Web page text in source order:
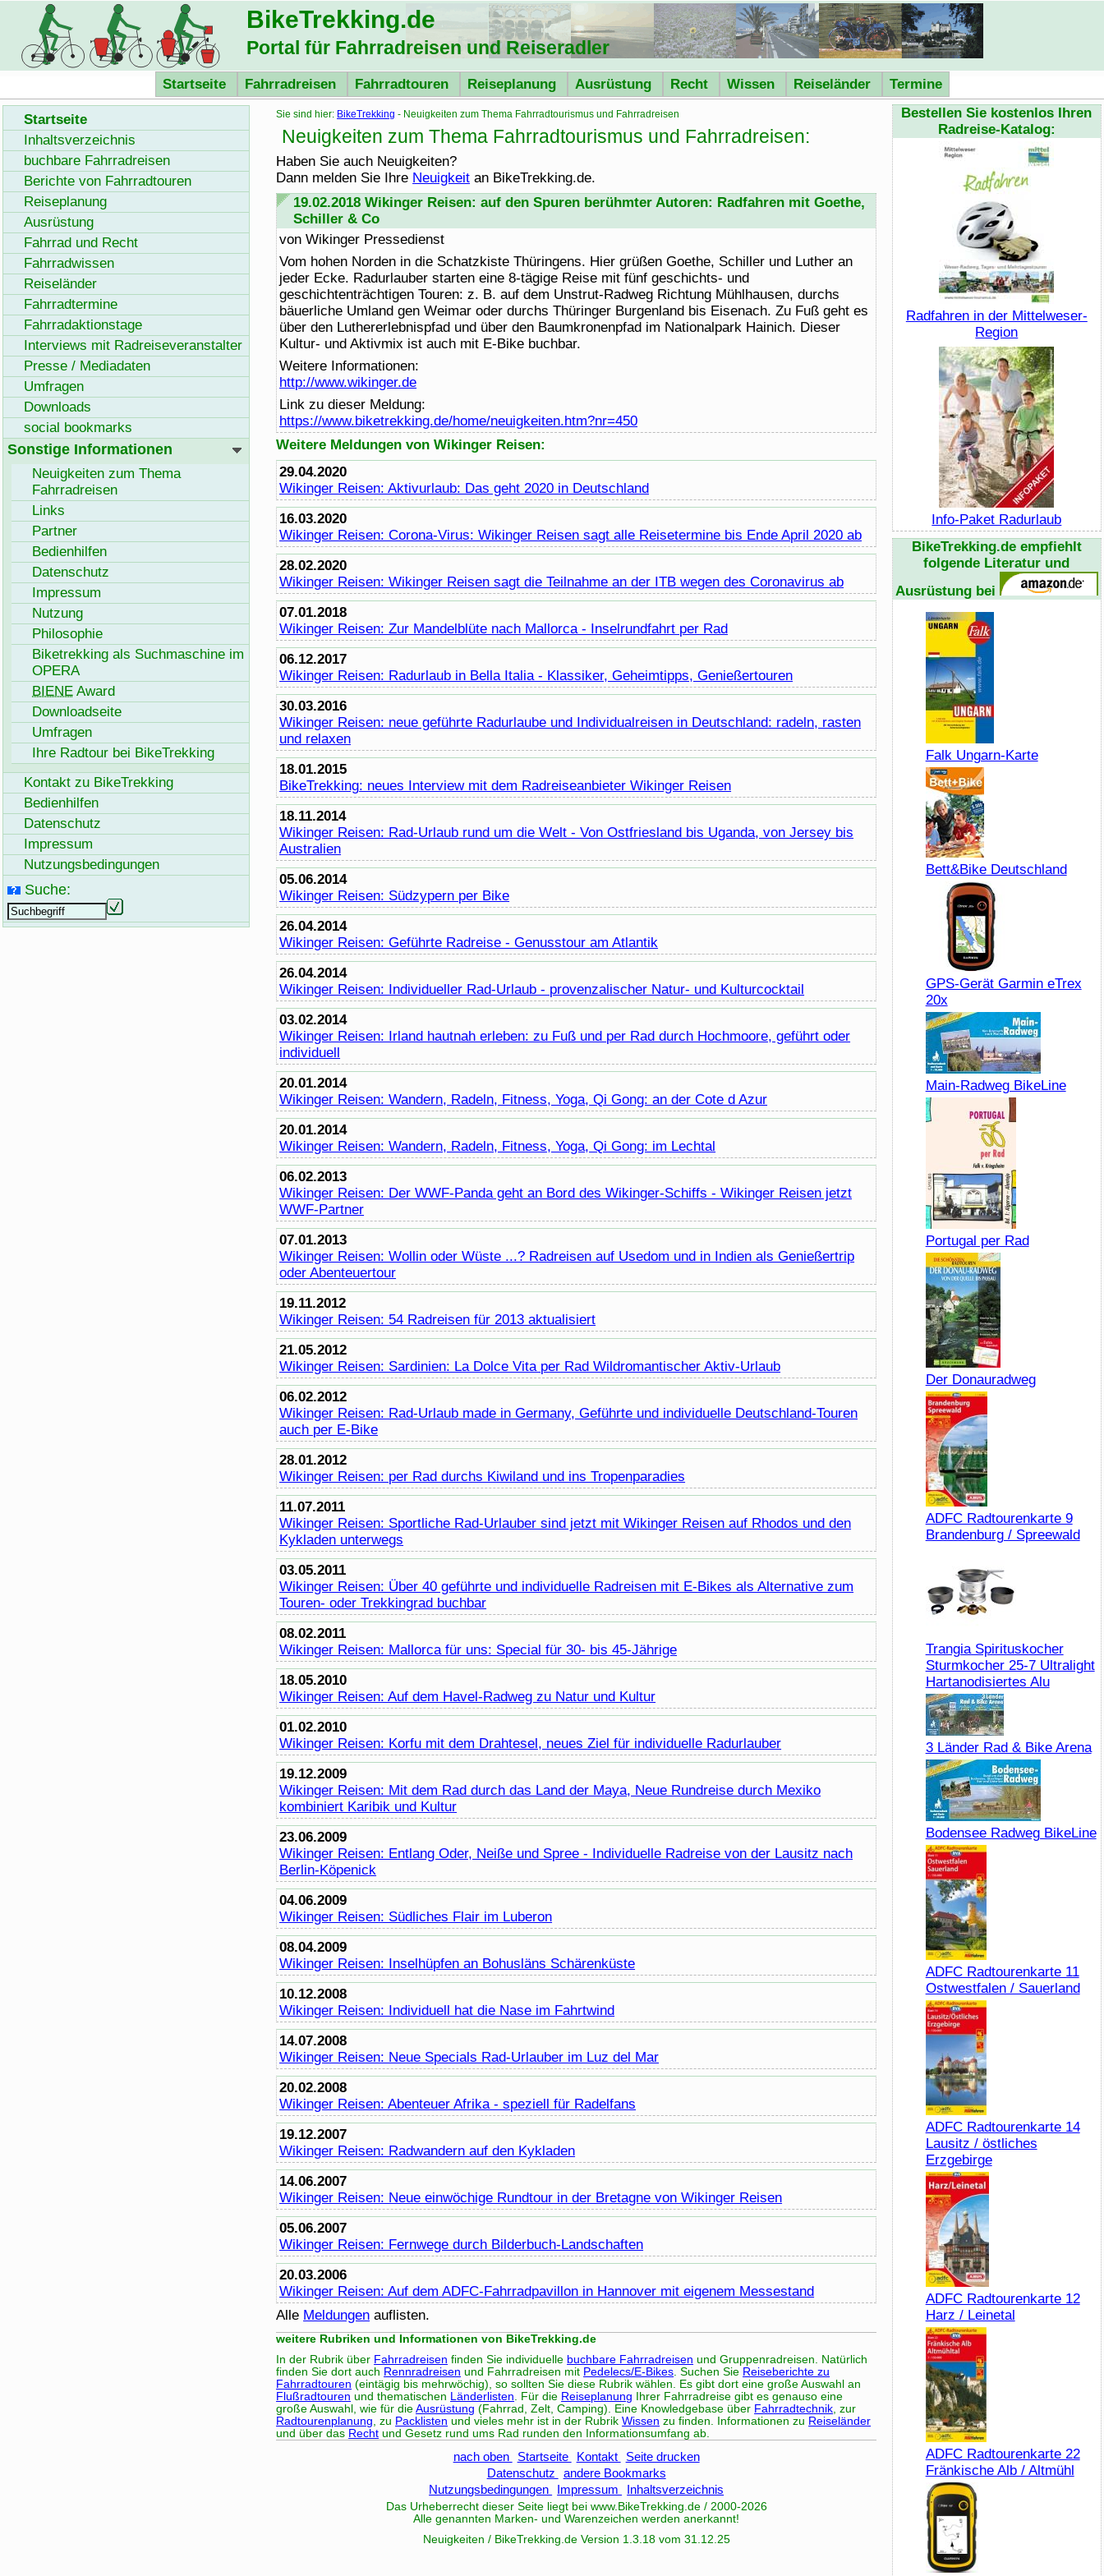
BikeTrekking.de
Portal für Fahrradreisen und Reiseradler
Startseite Fahrradreisen Fahrradtouren Reiseplanung Ausrüstung Recht Wissen Reiseländer Termine
Sie sind hier: BikeTrekking - Neuigkeiten zum Thema Fahrradtourismus und Fahrradreisen
Neuigkeiten zum Thema Fahrradtourismus und Fahrradreisen:
Haben Sie auch Neuigkeiten?
Dann melden Sie Ihre Neuigkeit an BikeTrekking.de.
19.02.2018 Wikinger Reisen: auf den Spuren berühmter Autoren: Radfahren mit Goethe,
Schiller & Co
von Wikinger Pressedienst
Vom hohen Norden in die Schatzkiste Thüringens. Hier grüßen Goethe, Schiller und Luther an
jeder Ecke. Radurlauber starten eine 8-tägige Reise mit fünf geschichts- und
geschichtenträchtigen Touren: z. B. auf dem Unstrut-Radweg Richtung Mühlhausen, durchs
bäuerliche Umland gen Weimar oder durchs Thüringer Burgenland bis Eisenach. Zu Fuß geht es
über den Luthererlebnispfad und über den Baumkronenpfad im Nationalpark Hainich. Dieser
Kultur- und Aktivmix ist auch mit E-Bike buchbar.
Weitere Informationen:
http://www.wikinger.de
Link zu dieser Meldung:
https://www.biketrekking.de/home/neuigkeiten.htm?nr=450
Weitere Meldungen von Wikinger Reisen:
29.04.2020
Wikinger Reisen: Aktivurlaub: Das geht 2020 in Deutschland
16.03.2020
Wikinger Reisen: Corona-Virus: Wikinger Reisen sagt alle Reisetermine bis Ende April 2020 ab
28.02.2020
Wikinger Reisen: Wikinger Reisen sagt die Teilnahme an der ITB wegen des Coronavirus ab
07.01.2018
Wikinger Reisen: Zur Mandelblüte nach Mallorca - Inselrundfahrt per Rad
06.12.2017
Wikinger Reisen: Radurlaub in Bella Italia - Klassiker, Geheimtipps, Genießertouren
30.03.2016
Wikinger Reisen: neue geführte Radurlaube und Individualreisen in Deutschland: radeln, rasten
und relaxen
18.01.2015
BikeTrekking: neues Interview mit dem Radreiseanbieter Wikinger Reisen
18.11.2014
Wikinger Reisen: Rad-Urlaub rund um die Welt - Von Ostfriesland bis Uganda, von Jersey bis
Australien
05.06.2014
Wikinger Reisen: Südzypern per Bike
26.04.2014
Wikinger Reisen: Geführte Radreise - Genusstour am Atlantik
26.04.2014
Wikinger Reisen: Individueller Rad-Urlaub - provenzalischer Natur- und Kulturcocktail
03.02.2014
Wikinger Reisen: Irland hautnah erleben: zu Fuß und per Rad durch Hochmoore, geführt oder
individuell
20.01.2014
Wikinger Reisen: Wandern, Radeln, Fitness, Yoga, Qi Gong: an der Cote d Azur
20.01.2014
Wikinger Reisen: Wandern, Radeln, Fitness, Yoga, Qi Gong: im Lechtal
06.02.2013
Wikinger Reisen: Der WWF-Panda geht an Bord des Wikinger-Schiffs - Wikinger Reisen jetzt
WWF-Partner
07.01.2013
Wikinger Reisen: Wollin oder Wüste ...? Radreisen auf Usedom und in Indien als Genießertrip
oder Abenteuertour
19.11.2012
Wikinger Reisen: 54 Radreisen für 2013 aktualisiert
21.05.2012
Wikinger Reisen: Sardinien: La Dolce Vita per Rad Wildromantischer Aktiv-Urlaub
06.02.2012
Wikinger Reisen: Rad-Urlaub made in Germany, Geführte und individuelle Deutschland-Touren
auch per E-Bike
28.01.2012
Wikinger Reisen: per Rad durchs Kiwiland und ins Tropenparadies
11.07.2011
Wikinger Reisen: Sportliche Rad-Urlauber sind jetzt mit Wikinger Reisen auf Rhodos und den
Kykladen unterwegs
03.05.2011
Wikinger Reisen: Über 40 geführte und individuelle Radreisen mit E-Bikes als Alternative zum
Touren- oder Trekkingrad buchbar
08.02.2011
Wikinger Reisen: Mallorca für uns: Special für 30- bis 45-Jährige
18.05.2010
Wikinger Reisen: Auf dem Havel-Radweg zu Natur und Kultur
01.02.2010
Wikinger Reisen: Korfu mit dem Drahtesel, neues Ziel für individuelle Radurlauber
19.12.2009
Wikinger Reisen: Mit dem Rad durch das Land der Maya, Neue Rundreise durch Mexiko
kombiniert Karibik und Kultur
23.06.2009
Wikinger Reisen: Entlang Oder, Neiße und Spree - Individuelle Radreise von der Lausitz nach
Berlin-Köpenick
04.06.2009
Wikinger Reisen: Südliches Flair im Luberon
08.04.2009
Wikinger Reisen: Inselhüpfen an Bohusläns Schärenküste
10.12.2008
Wikinger Reisen: Individuell hat die Nase im Fahrtwind
14.07.2008
Wikinger Reisen: Neue Specials Rad-Urlauber im Luz del Mar
20.02.2008
Wikinger Reisen: Abenteuer Afrika - speziell für Radelfans
19.12.2007
Wikinger Reisen: Radwandern auf den Kykladen
14.06.2007
Wikinger Reisen: Neue einwöchige Rundtour in der Bretagne von Wikinger Reisen
05.06.2007
Wikinger Reisen: Fernwege durch Bilderbuch-Landschaften
20.03.2006
Wikinger Reisen: Auf dem ADFC-Fahrradpavillon in Hannover mit eigenem Messestand
Alle Meldungen auflisten.
weitere Rubriken und Informationen von BikeTrekking.de
In der Rubrik über Fahrradreisen finden Sie individuelle buchbare Fahrradreisen und Gruppenradreisen. Natürlich
finden Sie dort auch Rennradreisen und Fahrradreisen mit Pedelecs/E-Bikes. Suchen Sie Reiseberichte zu
Fahrradtouren (eintägig bis mehrwöchig), so sollten Sie diese Rubrik wählen. Es gibt dort eine große Auswahl an
Flußradtouren und thematischen Länderlisten. Für die Reiseplanung Ihrer Fahrradreise gibt es genauso eine
große Auswahl, wie für dieAusrüstung (Fahrrad, Zelt, Camping). Eine Knowledgebase über Fahrradtechnik, zur
Radtourenplanung, zu Packlisten und vieles mehr ist in der RubrikWissen zu finden. Informationen zu Reiseländer
und über das Recht und Gesetz rund ums Rad runden den Informationsumfang ab.
nach oben Startseite Kontakt
Seite drucken
Datenschutz
andere Bookmarks
Nutzungsbedingungen
Impressum Inhaltsverzeichnis
Das Urheberrecht dieser Seite liegt bei www. BikeTrekking.de / 2000-2026
Alle genannten Marken- und Warenzeichen werden anerkannt!
Neuigkeiten / BikeTrekking.de Version 1.3.18 vom 31.12.25
Startseite
Inhaltsverzeichnis
buchbare Fahrradreisen
Berichte von Fahrradtouren
Reiseplanung
Ausrüstung
Fahrrad und Recht
Fahrradwissen
Reiseländer
Fahrradtermine
Fahrradaktionstage
Interviews mit Radreiseveranstalter
Presse / Mediadaten
Umfragen
Downloads
social bookmarks
Sonstige Informationen
Neuigkeiten zum Thema
Fahrradreisen
Links
Partner
Bedienhilfen
Datenschutz
Impressum
Nutzung
Philosophie
Biketrekking als Suchmaschine im
OPERA
BIENE Award
Downloadseite
Umfragen
Ihre Radtour bei BikeTrekking
Kontakt zu BikeTrekking
Bedienhilfen
Datenschutz
Impressum
Nutzungsbedingungen
Suche:
Bestellen Sie kostenlos Ihren
Radreise-Katalog:
Radfahren in der Mittelweser-
Region
Info-Paket Radurlaub
BikeTrekking.de empfiehlt
folgende Literatur und
Ausrüstung bei
Falk Ungarn-Karte
Bett&Bike Deutschland
GPS-Gerät Garmin eTrex
20x
Main-Radweg BikeLine
Portugal per Rad
Der Donauradweg
ADFC Radtourenkarte 9
Brandenburg / Spreewald
Trangia Spirituskocher
Sturmkocher 25-7 Ultralight
Hartanodisiertes Alu
3 Länder Rad & Bike Arena
Bodensee Radweg BikeLine
ADFC Radtourenkarte 11
Ostwestfalen / Sauerland
ADFC Radtourenkarte 14
Lausitz / östliches
Erzgebirge
ADFC Radtourenkarte 12
Harz / Leinetal
ADFC Radtourenkarte 22
Fränkische Alb / Altmühl